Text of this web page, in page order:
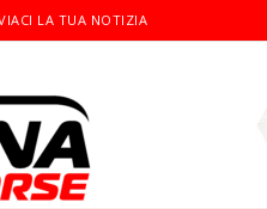
LA TUA NOTIZIA